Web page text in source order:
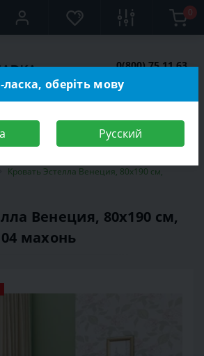
0
0(800) 75 11 63
Кровать Эстелла Венеция, 80х190 см,
Венеция, 80х190 см,
махонь
ласка, оберіть мову
Русский